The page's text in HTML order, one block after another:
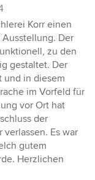
Korr einen
Der
zu den
gestaltet. Der
und in diesem
im Vorfeld für
vor Ort hat
der
Es war
gutem
Herzlichen